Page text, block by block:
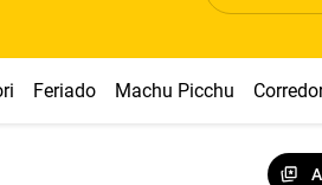
Feriado Machu Picchu